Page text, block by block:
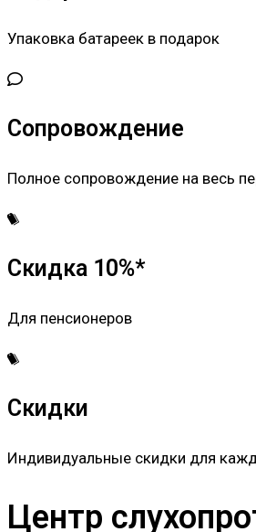
Упаковка батареек в подарок
Сопровождение
Полное сопровождение на весь
Скидка 10%*
Для пенсионеров
Скидки
Индивидуальные скидки для
Центр